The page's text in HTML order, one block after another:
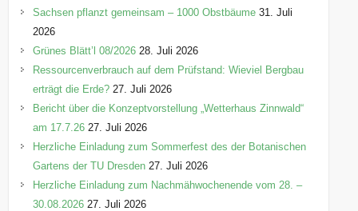
r
e
n
Sachsen pflanzt gemeinsam – 1000 Obstbäume 31. Juli
2026
Grünes Blätt’l 08/2026 28. Juli 2026
Ressourcenverbrauch auf dem Prüfstand: Wieviel Bergbau
erträgt die Erde? 27. Juli 2026
Bericht über die Konzeptvorstellung „Wetterhaus Zinnwald“
am 17.7.26 27. Juli 2026
Herzliche Einladung zum Sommerfest des der Botanischen
Gartens der TU Dresden 27. Juli 2026
Herzliche Einladung zum Nachmähwochenende vom 28. –
30.08.2026 27. Juli 2026